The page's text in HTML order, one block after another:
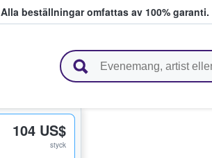
Alla beställningar omfattas av 100% garanti.
104 US$
styck